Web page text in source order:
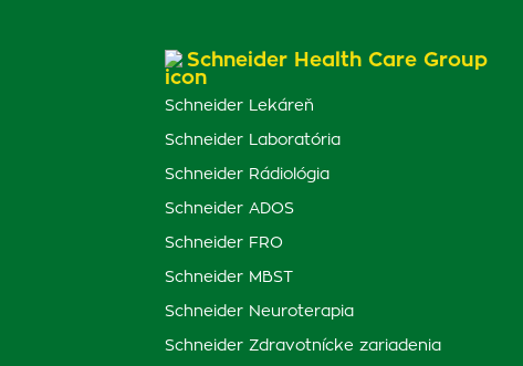
Schneider Health Care Group
Schneider Lekáreň
Schneider Laboratória
Schneider Rádiológia
Schneider ADOS
Schneider FRO
Schneider MBST
Schneider Neuroterapia
Schneider Zdravotnícke zariadenia